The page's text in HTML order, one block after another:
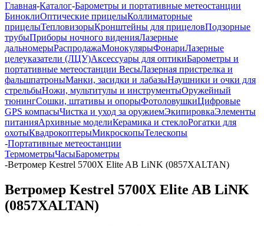
Главная-Каталог-Барометры и портативные метеостанции
БиноклиОптические прицелыКоллиматорные
прицелыТепловизорыКронштейны для прицеловПодзорные
трубыПриборы ночного виденияЛазерные
дальномерыРаспродажаМонокулярыФонариЛазерные
целеуказатели (ЛЦУ)Аксессуары для оптикиБарометры и
портативные метеостанции ВесыЛазерная пристрелка и
фальшпатроныМанки, засидки и лабазыНаушники и очки для
стрельбыНожи, мультитулы и инструментыОружейный
тюнингСошки, штативы и опорыФотоловушкиЦифровые
GPS компасыЧистка и уход за оружиемЭкипировкаЭлементы
питанияАрхивные моделиКерамика и стеклоРогатки для
охотыКвадрокоптерыМикроскопыТелескопы
-Портативные метеостанции
ТермометрыЧасыБарометры
-Ветромер Kestrel 5700X Elite AB LiNK (0857XALTAN)
Ветромер Kestrel 5700X Elite AB LiNK
(0857XALTAN)